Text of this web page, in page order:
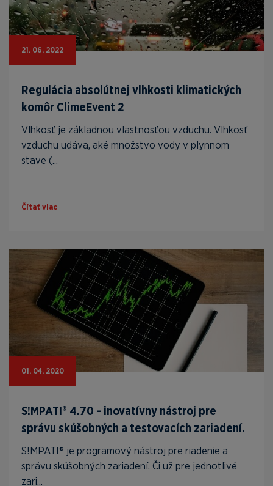
21. 06. 2022
Regulácia absolútnej vlhkosti klimatických
komôr ClimeEvent 2
Vlhkosť je základnou vlastnosťou vzduchu. Vlhkosť
vzduchu udáva, aké množstvo vody v plynnom
stave (...
Čítať viac
01. 04. 2020
S!MPATI® 4.70 - inovatívny nástroj pre
správu skúšobných a testovacích zariadení.
S!MPATI® je programový nástroj pre riadenie a
správu skúšobných zariadení. Či už pre jednotlivé
zari...